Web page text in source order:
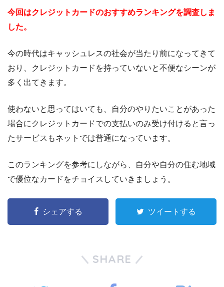
今回はクレジットカードのおすすめランキングを調査しま
した。
今の時代はキャッシュレスの社会が当たり前になってきて
おり、クレジットカードを持っていないと不便なシーンが
多く出てきます。
使わないと思ってはいても、自分のやりたいことがあった
場合にクレジットカードでの支払いのみ受け付けると言っ
たサービスもネットでは普通になっています。
このランキングを参考にしながら、自分や自分の住む地域
で優位なカードをチョイスしていきましょう。
シェアする ツイートする
SHARE